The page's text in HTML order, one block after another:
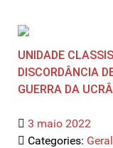
UNIDADE
DISCORDÂNCIA
GUERRA DA
3 maio 2022
Categories: Geral